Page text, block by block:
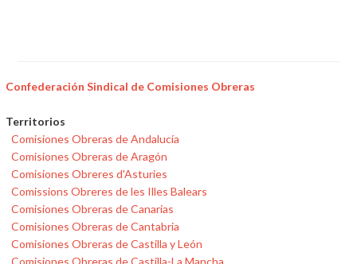
Confederación Sindical de Comisiones Obreras
Territorios
Comisiones Obreras de Andalucía
Comisiones Obreras de Aragón
Comisiones Obreres d'Asturies
Comissions Obreres de les Illes Balears
Comisiones Obreras de Canarias
Comisiones Obreras de Cantabria
Comisiones Obreras de Castilla y León